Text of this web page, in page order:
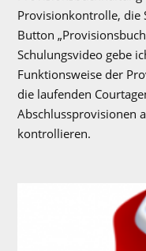
Provisionkontrolle, die
Button
Schulungsvideo gebe
Funktionsweise der
die laufenden
Abschlussprovisionen
kontrollieren.